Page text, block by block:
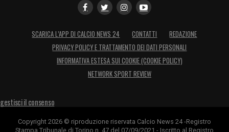
SCARICA L’APP DI CALCIO NEWS 24 CONTATTI
REDAZIONE
PRIVACY POLICY E TRATTAMENTO DEI DATI PERSONALI
INFORMATIVA ESTESA SUI COOKIE (COOKIE POLICY)
NETWORK SPORT REVIEW
gestisci il consenso
Copyright 2026 © riproduzione riservata Calcio News 24 -Registro
Stampa Tribunale di Torino n. 47 del 07/09/2021 - Iscritto al Registro